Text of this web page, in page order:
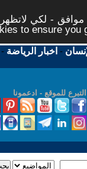
- لكي
to ensure you
- اخبار الرياضة -
التبرع للموقع - ادعمونا